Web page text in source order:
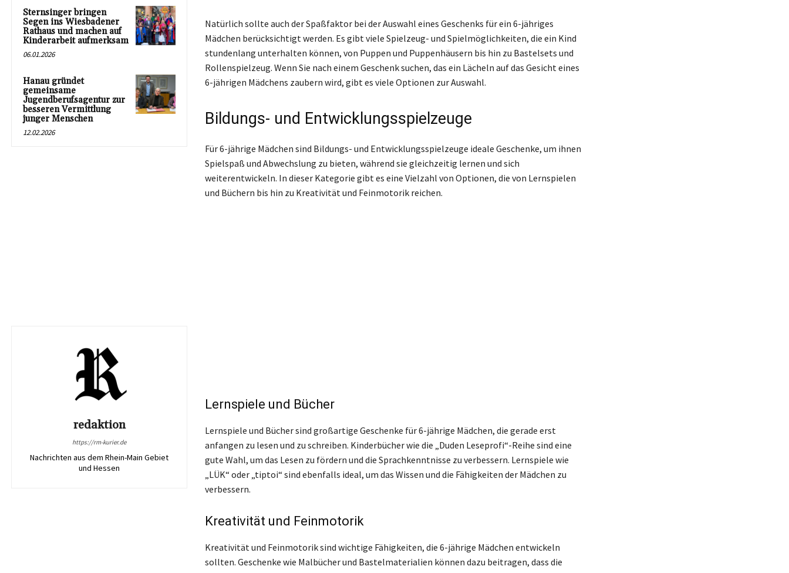
Sternsinger bringen
Segen ins Wiesbadener
Rathaus und machen auf
Kinderarbeit aufmerksam
06.01.2026
Hanau gründet
gemeinsame
Jugendberufsagentur zur
besseren Vermittlung
junger Menschen
12.02.2026
redaktion
https://rm-kurier.de
Nachrichten aus dem Rhein-Main Gebiet
und Hessen
Natürlich sollte auch der Spaßfaktor bei der Auswahl eines Geschenks für ein 6-jähriges
Mädchen berücksichtigt werden. Es gibt viele Spielzeug- und Spielmöglichkeiten, die ein Kind
stundenlang unterhalten können, von Puppen und Puppenhäusern bis hin zu Bastelsets und
Rollenspielzeug. Wenn Sie nach einem Geschenk suchen, das ein Lächeln auf das Gesicht eines
6-jährigen Mädchens zaubern wird, gibt es viele Optionen zur Auswahl.
Bildungs- und Entwicklungsspielzeuge
Für 6-jährige Mädchen sind Bildungs- und Entwicklungsspielzeuge ideale Geschenke, um ihnen
Spielspaß und Abwechslung zu bieten, während sie gleichzeitig lernen und sich
weiterentwickeln. In dieser Kategorie gibt es eine Vielzahl von Optionen, die von Lernspielen
und Büchern bis hin zu Kreativität und Feinmotorik reichen.
Lernspiele und Bücher
Lernspiele und Bücher sind großartige Geschenke für 6-jährige Mädchen, die gerade erst
anfangen zu lesen und zu schreiben. Kinderbücher wie die „Duden Leseprofi“-Reihe sind eine
gute Wahl, um das Lesen zu fördern und die Sprachkenntnisse zu verbessern. Lernspiele wie
„LÜK“ oder „tiptoi“ sind ebenfalls ideal, um das Wissen und die Fähigkeiten der Mädchen zu
verbessern.
Kreativität und Feinmotorik
Kreativität und Feinmotorik sind wichtige Fähigkeiten, die 6-jährige Mädchen entwickeln
sollten. Geschenke wie Malbücher und Bastelmaterialien können dazu beitragen, dass die